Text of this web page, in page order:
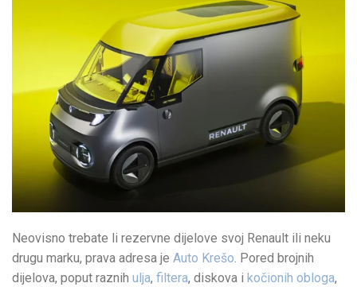
Neovisno trebate li rezervne dijelove svoj Renault ili neku
drugu marku, prava adresa je Auto Krešo. Pored brojnih
dijelova, poput raznih ulja, filtera, diskova i kočionih obloga,